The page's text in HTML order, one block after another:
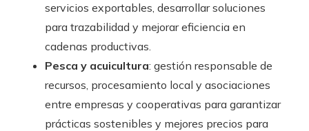
servicios exportables, desarrollar soluciones
para trazabilidad y mejorar eficiencia en
cadenas productivas.
Pesca y acuicultura: gestión responsable de
recursos, procesamiento local y asociaciones
entre empresas y cooperativas para garantizar
prácticas sostenibles y mejores precios para